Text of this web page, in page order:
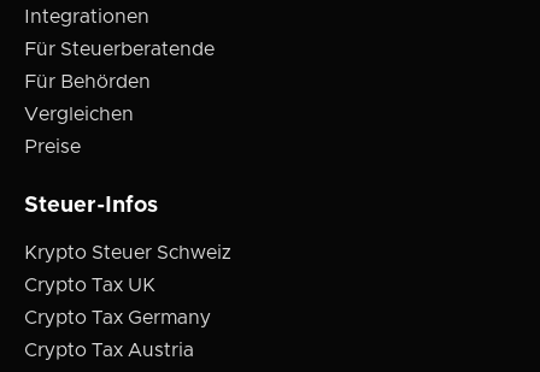
Integrationen
Für Steuerberatende
Für Behörden
Vergleichen
Preise
Steuer-Infos
Krypto Steuer Schweiz
Crypto Tax UK
Crypto Tax Germany
Crypto Tax Austria